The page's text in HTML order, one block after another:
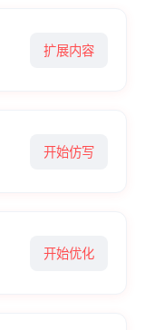
扩展内容
开始仿写
开始优化